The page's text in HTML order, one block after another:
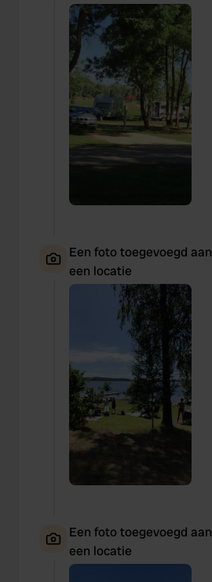
Een foto toegevoegd aan
een locatie
Een foto toegevoegd aan
een locatie